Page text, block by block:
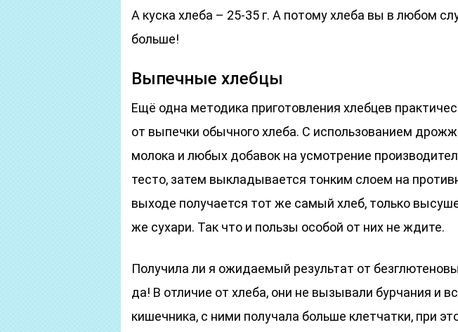
А куска хлеба – 25-35 г. А потому хлеба вы в любом
больше!
Выпечные хлебцы
Ещё одна методика приготовления хлебцев
от выпечки обычного хлеба. С использованием
молока и любых добавок на усмотрение
тесто, затем выкладывается тонким слоем на
выходе получается тот же самый хлеб, только
же сухари. Так что и пользы особой от них не ждите.
Получила ли я ожидаемый результат от
да! В отличие от хлеба, они не вызывали бурчания и
кишечника, с ними получала больше клетчатки, при